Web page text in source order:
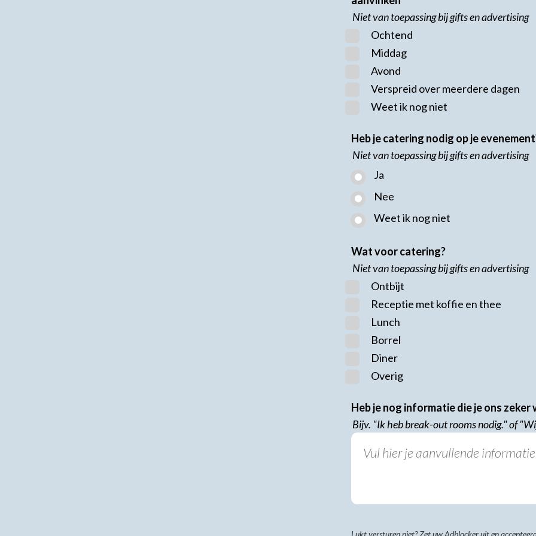
Niet van toepassing bij gifts en advertising
Ochtend
Middag
Avond
Verspreid over meerdere dagen
Weet ik nog niet
Heb je catering nodig op je
Niet van toepassing bij gifts en advertising
Ja
Nee
Weet ik nog niet
Wat voor catering?
Niet van toepassing bij gifts en advertising
Ontbijt
Receptie met koffie en thee
Lunch
Borrel
Diner
Overig
Heb je nog informatie die je ons zeker
Bijv. "Ik heb break-out rooms nodig." of
Lukt versturen niet? Zet uw Adblocker uit en